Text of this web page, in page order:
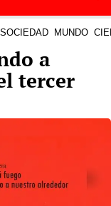
SOCIEDAD MUNDO
a
tercer